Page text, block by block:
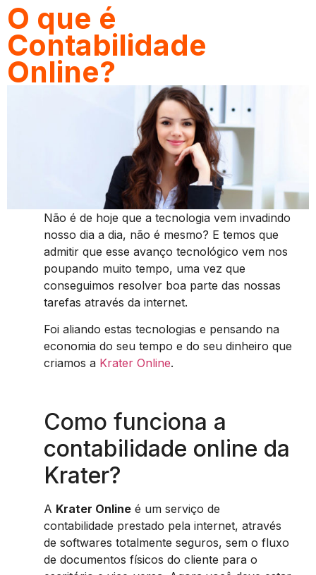
O que é
Contabilidade
Online?
Não é de hoje que a tecnologia vem invadindo
nosso dia a dia, não é mesmo? E temos que
admitir que esse avanço tecnológico vem nos
poupando muito tempo, uma vez que
conseguimos resolver boa parte das nossas
tarefas através da internet.
Foi aliando estas tecnologias e pensando na
economia do seu tempo e do seu dinheiro que
criamos a Krater Online.
Como funciona a
contabilidade online da
Krater?
A Krater Online é um serviço de
contabilidade prestado pela internet, através
de softwares totalmente seguros, sem o fluxo
de documentos físicos do cliente para o